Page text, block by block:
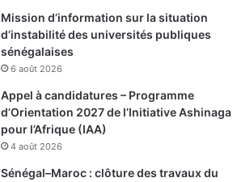
Mission d’information sur la situation
d’instabilité des universités publiques
sénégalaises
6 août 2026
Appel à candidatures – Programme
d’Orientation 2027 de l’Initiative Ashinaga
pour l’Afrique (IAA)
4 août 2026
Sénégal–Maroc : clôture des travaux du